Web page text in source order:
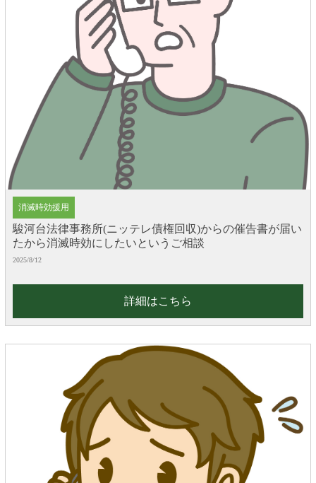
消滅時効援用
駿河台法律事務所(ニッテレ債権回収)からの催告書が届い
たから消滅時効にしたいというご相談
2025/8/12
詳細はこちら